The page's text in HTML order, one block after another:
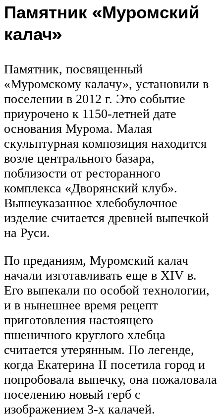
Памятник «Муромский
калач»
Памятник, посвященный
«Муромскому калачу», установили в
поселении в 2012 г. Это событие
приурочено к 1150-летней дате
основания Мурома. Малая
скульптурная композиция находится
возле центрального базара,
поблизости от ресторанного
комплекса «Дворянский клуб».
Вышеуказанное хлебобулочное
изделие считается древней выпечкой
на Руси.
По преданиям, Муромский калач
начали изготавливать еще в XIV в.
Его выпекали по особой технологии,
и в нынешнее время рецепт
приготовления настоящего
пшеничного круглого хлебца
считается утерянным. По легенде,
когда Екатерина II посетила город и
попробовала выпечку, она пожаловала
поселению новый герб с
изображением 3-х калачей.